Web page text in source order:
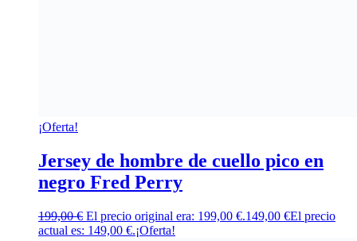
¡Oferta!
Jersey de hombre de cuello pico en
negro Fred Perry
199,00€ El precio original era: 199,00 €.149,00 €El precio
actual es: 149,00 €.¡Oferta!